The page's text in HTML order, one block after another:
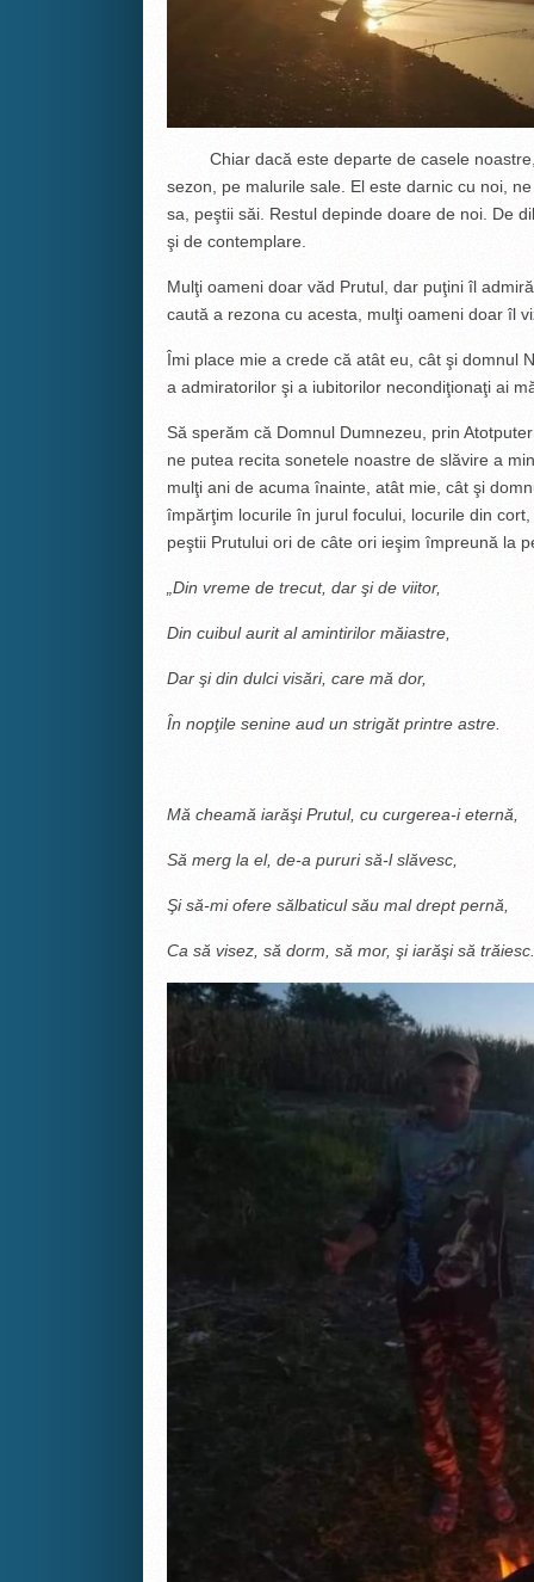
Chiar dacă este departe de casele noastre,
sezon, pe malurile sale. El este darnic cu noi,
sa, peştii săi. Restul depinde doare de noi. De
şi de contemplare.
Mulţi oameni doar văd Prutul, dar puţini îl
caută a rezona cu acesta, mulţi oameni doar îl
Îmi place mie a crede că atât eu, cât şi domnul
a admiratorilor şi a iubitorilor necondiţionaţi ai
Să sperăm că Domnul Dumnezeu, prin
ne putea recita sonetele noastre de slăvire a
mulţi ani de acuma înainte, atât mie, cât şi
împărţim locurile în jurul focului, locurile din
peştii Prutului ori de câte ori ieşim împreună la
„Din vreme de trecut, dar şi de viitor,
Din cuibul aurit al amintirilor măiastre,
Dar şi din dulci visări, care mă dor,
În nopţile senine aud un strigăt printre astre.
Mă cheamă iarăşi Prutul, cu curgerea-i eternă,
Să merg la el, de-a pururi să-l slăvesc,
Şi să-mi ofere sălbaticul său mal drept pernă,
Ca să visez, să dorm, să mor, şi iarăşi să